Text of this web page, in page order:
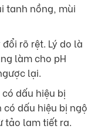
tanh nồng, mùi
rõ rệt. Lý do là
làm cho pH
lại.
dấu hiệu bị
dấu hiệu bị ngộ
tảo lam tiết ra.